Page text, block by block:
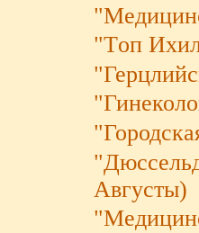
"Tоп
Августы)